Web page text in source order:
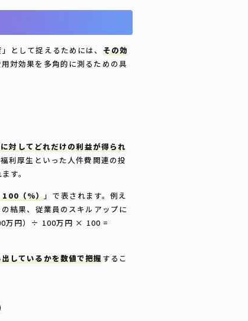
として捉えるためには、 その効
対効果を多角的に測るための具
対してどれだけの利益が得られ
利厚生といった人件費関連の投
す。
（%）
」で表されます。例え
の結果、従業員のスキルアップに
万円）÷ 100万円 × 100 =
しているかを数値で把握 するこ